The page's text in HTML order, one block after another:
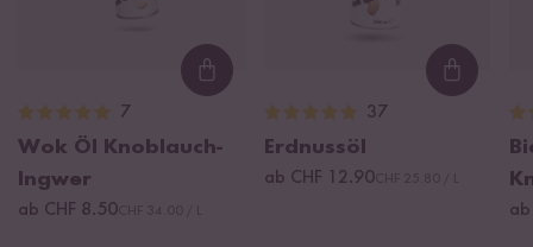
Loading...
7
Wok Öl Knoblauch-
Ingwer
ab CHF 8.50
37
Erdnussöl
ab CHF 12.90CHF 25.80 / L